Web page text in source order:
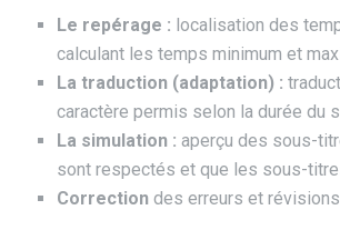
Le repérage : localisation des
calculant les temps minimum et
La traduction (adaptation) :
caractère permis selon la durée du
La simulation : aperçu des sous-
sont respectés et que les sous-
Correctiondes erreurs et